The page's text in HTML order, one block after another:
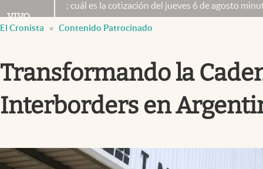
Economía y Política
Mercados Online
Columnistas
Apertura
VIVO
es la cotización del jueves 6 de agosto minuto a minutoEl
El Cronista Contenido Patrocinado
Transformando la
Interborders en